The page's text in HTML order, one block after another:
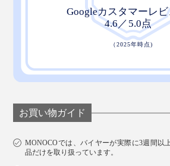
お買い物ガイド
MONOCOでは、バイヤーが実際に3週間以
品だけを取り扱っています。